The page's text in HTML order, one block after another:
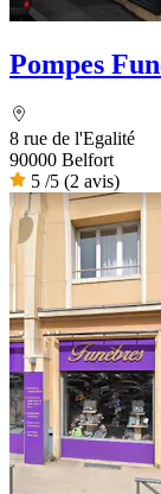
Pompes
8 rue de l'Egalité
90000 Belfort
5 /5 (2 avis)